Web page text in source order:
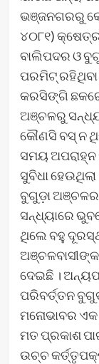
ଭଞ୍ଜନଗରରୁ
୪୦୮୧)
ବାଲିପଦର ଓ
ପରମିଟ୍ ରହିଥିବା
କରସିଙ୍ଗି
ଅଞ୍ଚଳରୁ
କୌଣସି ବସ୍ ନ
ସମୟ
ସୁବିଧା
ବୁଗୁଡ଼ା ଅଞ୍ଚଳର
ସନ୍ଧ୍ୟାରେ
ଥିଲେ ବହୁ
ଦେଇଛି ।
ପରିବର୍ତ୍ତନ
ମନୋଭାବର ଏକ
ମତ ପ୍ରକାଶ
ଉଚ୍ଚ